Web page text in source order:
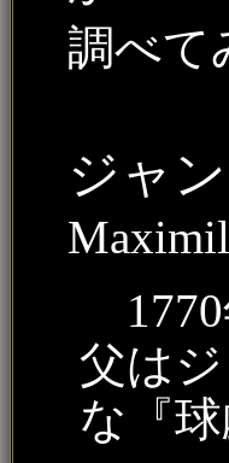
調べて
ジャ
1770
父は
な『